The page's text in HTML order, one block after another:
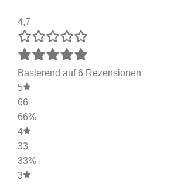
4,7
Basierend auf 6 Rezensionen
5
66
66%
4
33
33%
3